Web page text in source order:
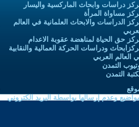
دراسات وابحاث الماركسية واليسار
مساواة المرأة
الدراسات والابحاث العلمانية في العالم
حق الحياة لمناهضة عقوبة الاعدام
ودراسات الحركة العمالية والنقابية
العالم العربي
التمدن
التمدن
وعدم إرسالها بواسطة البريد الكتروني